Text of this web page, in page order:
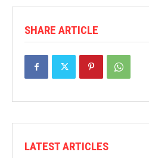
SHARE ARTICLE
LATEST ARTICLES